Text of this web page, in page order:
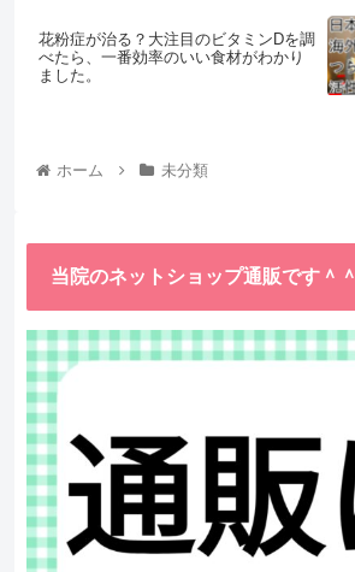
花粉症が治る？大注目のビタミンDを調
べたら、一番効率のいい食材がわかり
ました。
ホーム 未分類
当院のネットショップ通販です＾＾